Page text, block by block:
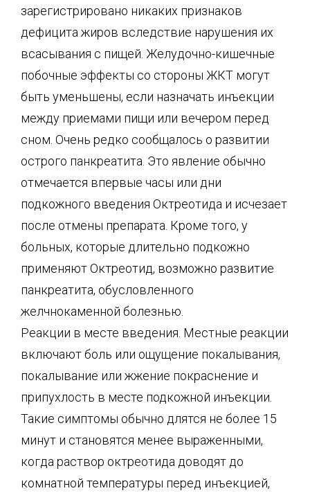
зарегистрировано никаких признаков
дефицита жиров вследствие нарушения их
всасывания с пищей. Желудочно-кишечные
побочные эффекты со стороны ЖКТ могут
быть уменьшены, если назначать инъекции
между приемами пищи или вечером перед
сном. Очень редко сообщалось о развитии
острого панкреатита. Это явление обычно
отмечается впервые часы или дни
подкожного введения Октреотида и исчезает
после отмены препарата. Кроме того, у
больных, которые длительно подкожно
применяют Октреотид, возможно развитие
панкреатита, обусловленного
желчнокаменной болезнью.
Реакции в месте введения. Местные реакции
включают боль или ощущение покалывания,
покалывание или жжение покраснение и
припухлость в месте подкожной инъекции.
Такие симптомы обычно длятся не более 15
минут и становятся менее выраженными,
когда раствор октреотида доводят до
комнатной температуры перед инъекцией,